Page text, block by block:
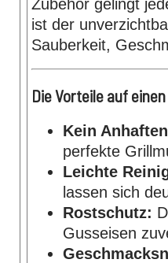
Zubehör gelingt
ist der
Sauberkeit,
Die Vorteile auf
Kein
perfekte
Leichte
lassen sich
Rostschutz:
Gusseisen